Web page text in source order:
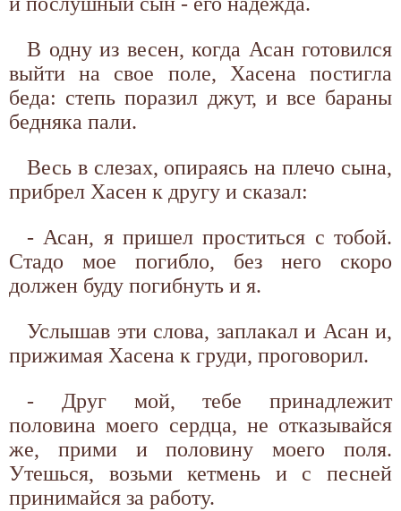
В одну из весен, когда Асан готовился
выйти на свое поле, Хасена постигла
беда: степь поразил джут, и все бараны
бедняка пали.
Весь в слезах, опираясь на плечо сына,
прибрел Хасен к другу и сказал:
- Асан, я пришел проститься с тобой.
Стадо мое погибло, без него скоро
должен буду погибнуть и я.
Услышав эти слова, заплакал и Асан и,
прижимая Хасена к груди, проговорил.
- Друг мой, тебе принадлежит
половина моего сердца, не отказывайся
же, прими и половину моего поля.
Утешься, возьми кетмень и с песней
принимайся за работу.